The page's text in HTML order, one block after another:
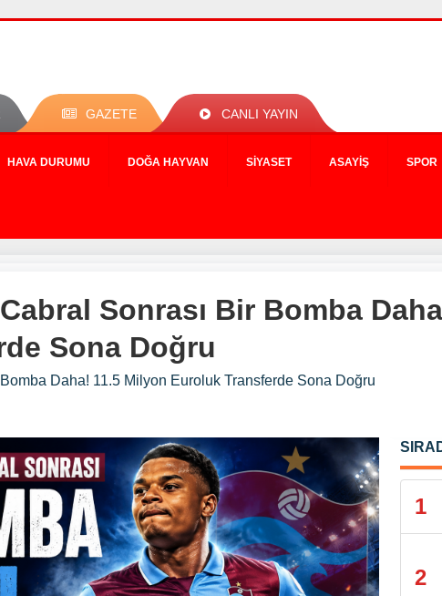
GAZETE CANLI YAYIN
HAVA DURUMU DOĞA HAYVAN SIYASET ASAYIŞ SPOR
Sonrası Bir Bomba
Sona Doğru
Daha! 11.5 Milyon Euroluk Transferde Sona Doğru
1
2